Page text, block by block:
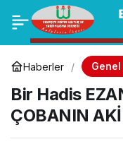
Haberler Genel
Bir Hadis
ÇOBANIN
Seferi olan bir
namazlarını
“seferi olarak
kılmaya” diye